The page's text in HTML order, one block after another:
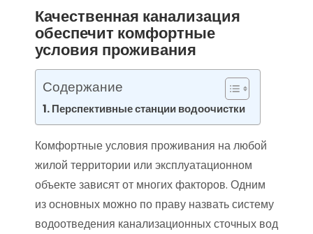
Качественная канализация
обеспечит комфортные
условия проживания
Содержание
Перспективные станции водоочистки
Комфортные условия проживания на любой
жилой территории или эксплуатационном
объекте зависят от многих факторов. Одним
из основных можно по праву назвать систему
водоотведения канализационных сточных вод